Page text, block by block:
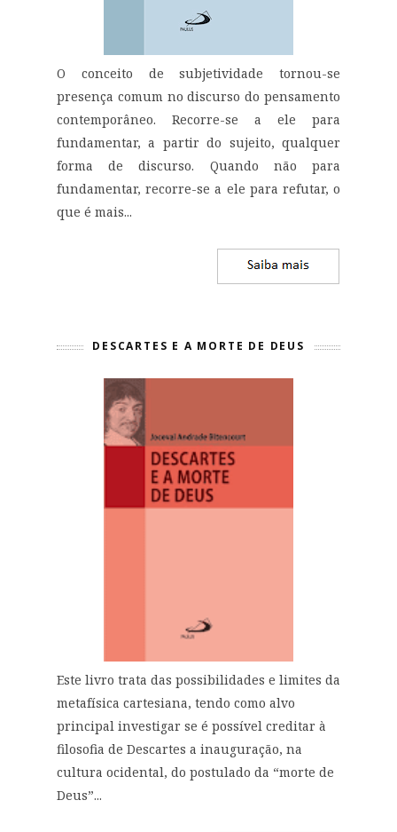
O conceito de subjetividade tornou-se
presença comum no discurso do pensamento
contemporâneo. Recorre-se a ele para
fundamentar, a partir do sujeito, qualquer
forma de discurso. Quando não para
fundamentar, recorre-se a ele para refutar, o
que é mais...
DESCARTES E A MORTE DE DEUS
Este livro trata das possibilidades e limites da
metafísica cartesiana, tendo como alvo
principal investigar se é possível creditar à
filosofia de Descartes a inauguração, na
cultura ocidental, do postulado da “morte de
Deus”...